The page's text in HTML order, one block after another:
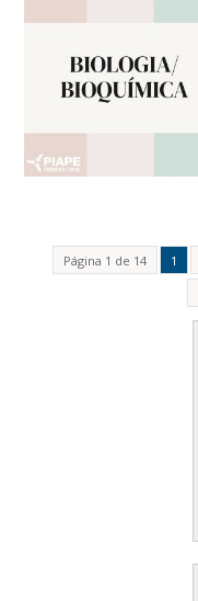
Página 1 de 14 1